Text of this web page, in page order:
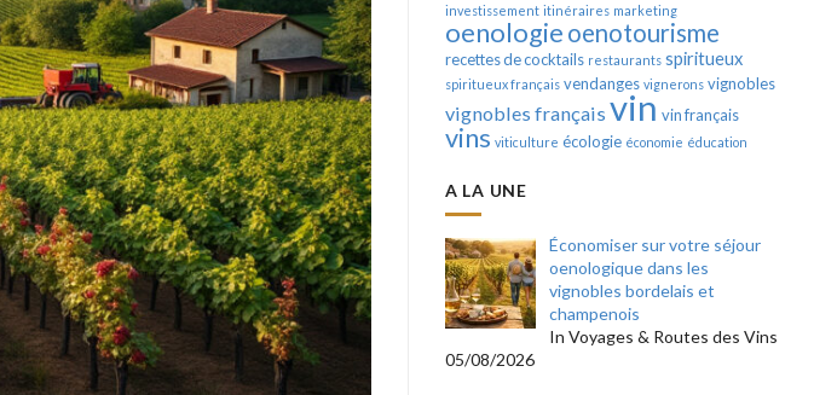
investissement itinéraires marketing
oenologie oenotourisme
recettes de cocktails restaurants spiritueux
spiritueux français vendanges vignerons vignobles
vignobles français vinvin français
vins viticulture écologie économie éducation
A LA UNE
Économiser sur votre séjour
oenologique dans les
vignobles bordelais et
champenois
In Voyages & Routes des Vins
05/08/2026